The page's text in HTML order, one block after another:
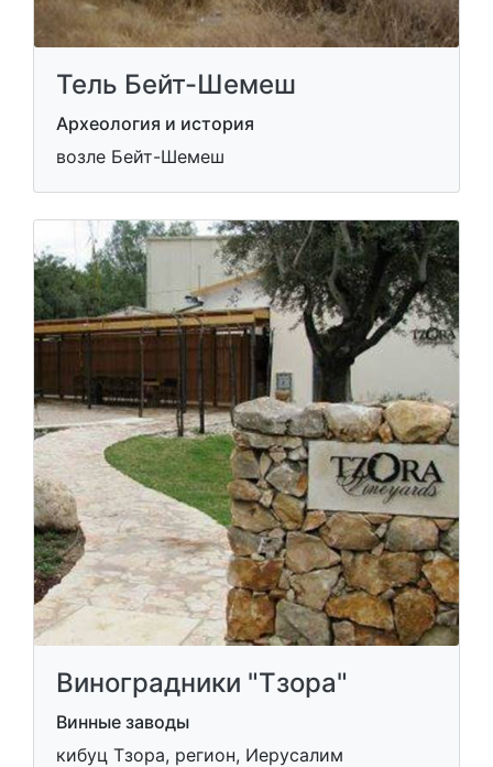
Тель Бейт-Шемеш
Археология и история
возле Бейт-Шемеш
Виноградники "Тзора"
Винные заводы
кибуц Тзора, регион, Иерусалим